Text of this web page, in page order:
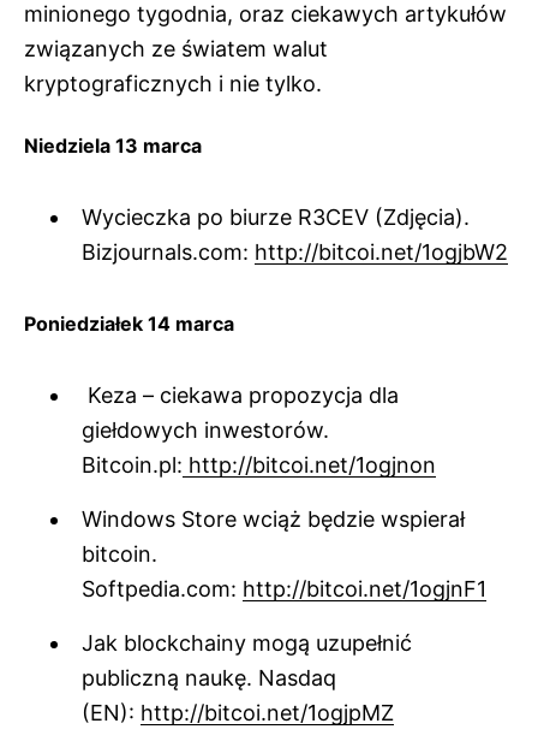
minionego tygodnia, oraz ciekawych artykułów
związanych ze światem walut
kryptograficznych i nie tylko.
Niedziela 13 marca
Wycieczka po biurze R3CEV (Zdjęcia).
Bizjournals.com: http://bitcoi.net/1ogjbW2
Poniedziałek 14 marca
Keza – ciekawa propozycja dla
giełdowych inwestorów.
Bitcoin.pl: http://bitcoi.net/1ogjnon
Windows Store wciąż będzie wspierał
bitcoin.
Softpedia.com: http://bitcoi.net/1ogjnF1
Jak blockchainy mogą uzupełnić
publiczną naukę. Nasdaq
(EN): http://bitcoi.net/1ogjpMZ